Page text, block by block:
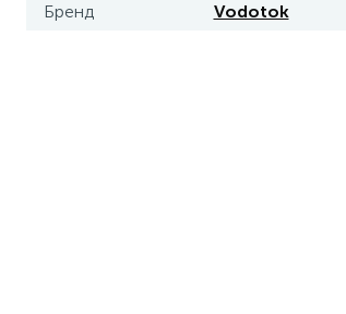
Бренд Vodotok